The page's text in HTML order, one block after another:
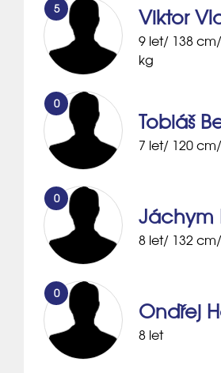
5 Viktor
9 let/ 138
kg
0
Tobiáš
7 let/ 120
0
Jáchym
8 let/ 132
0
Ondřej
8 let